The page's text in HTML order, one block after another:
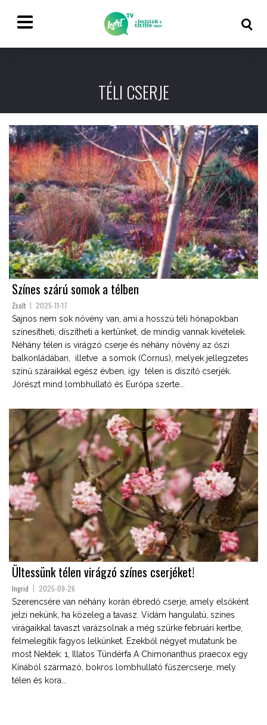
TÉLI CSERJE
Színes szárú somok a télben
Zsolt 2025-11-17
Sajnos nem sok növény van, ami a hosszú téli hónapokban
színesítheti, díszítheti a kertünket, de mindig vannak kivételek.
Néhány télen is virágzó cserje és néhány növény az őszi
balkonládában, illetve a somok (Cornus), melyek jellegzetes
színű száraikkal egész évben, így télen is díszítő cserjék.
Jórészt mind lombhullató és Európa szerte...
Ültessünk télen virágzó színes cserjéket!
Ingrid 2025-09-26
Szerencsére van néhány korán ébredő cserje, amely elsőként
jelzi nekünk, ha közeleg a tavasz. Vidám hangulatú, színes
virágaikkal tavaszt varázsolnak a még szürke februári kertbe,
felmelegítik fagyos lelkünket. Ezekből négyet mutatunk be
most Nektek: 1, Illatos Tündérfa A Chimonanthus praecox egy
Kínából származó, bokros lombhullató fűszercserje, mely
télen és kora...